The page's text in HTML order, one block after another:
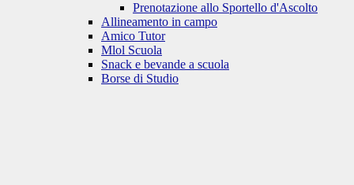
Prenotazione allo Sportello d'Ascolto
Allineamento in campo
Amico Tutor
Mlol Scuola
Snack e bevande a scuola
Borse di Studio